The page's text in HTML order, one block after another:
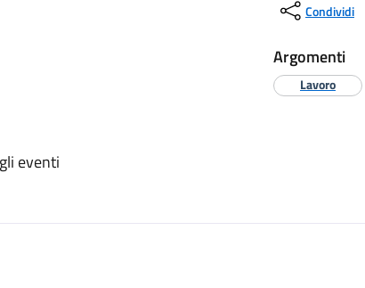
eventi
Condividi
Argomenti
Lavoro